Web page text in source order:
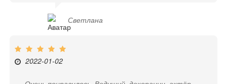
Светлана
2022-01-02